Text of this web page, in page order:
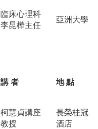
臨床心理科
李昆樺主任
亞洲大學
講 者 地 點
柯慧貞講座
教授
長榮桂冠
酒店